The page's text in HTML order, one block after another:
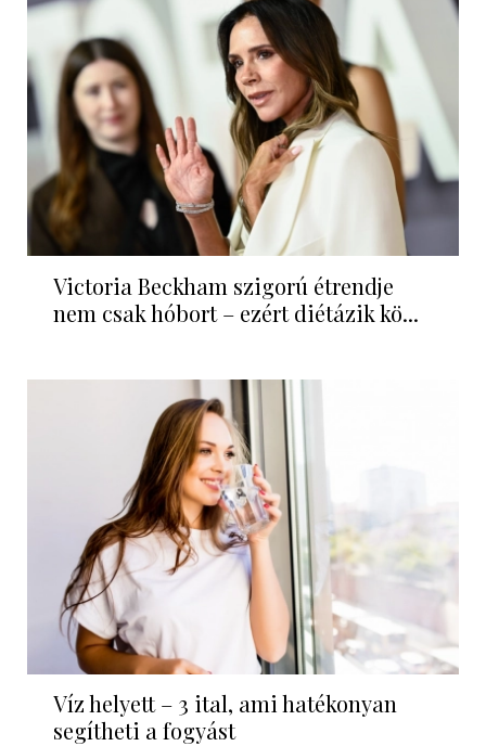
Victoria Beckham szigorú étrendje
nem csak hóbort – ezért diétázik kö...
Víz helyett – 3 ital, ami hatékonyan
segítheti a fogyást